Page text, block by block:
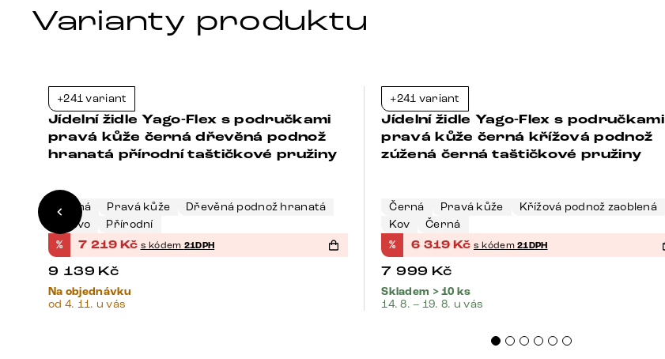
Varianty produktu
+241 variant
Jídelní židle Yago-Flex s područkami
pravá kůže černá dřevěná podnož
hranatá přírodní taštičkové pružiny
Černá Pravá kůže
Dřevěná podnož hranatá
Dřevo
Přírodní
% 7 219 Kč s kódem 21DPH
9 139 Kč
Na objednávku
od 4. 11. u vás
+241 variant
Jídelní židle Yago-Flex s područkami
pravá kůže černá křížová podnož
zúžená černá taštičkové pružiny
Černá Pravá kůže
Křížová podnož zaoblená
Kov
Černá
% 6 319Kč s kódem21DPH
7 999 Kč
Skladem > 10 ks
14. 8. – 19. 8. u vás